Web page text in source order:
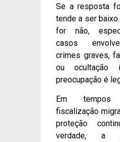
Se a resposta
tende a ser
for não,
casos
crimes graves,
ou ocultação
preocupação é
Em
fiscalização
proteção
verdade, a